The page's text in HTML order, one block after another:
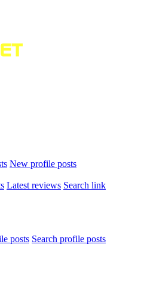
New profile posts
Latest reviews Search link
posts Search profile posts